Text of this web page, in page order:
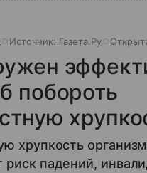
Источник: Газета.Ру
побороть
хрупкость
падений,